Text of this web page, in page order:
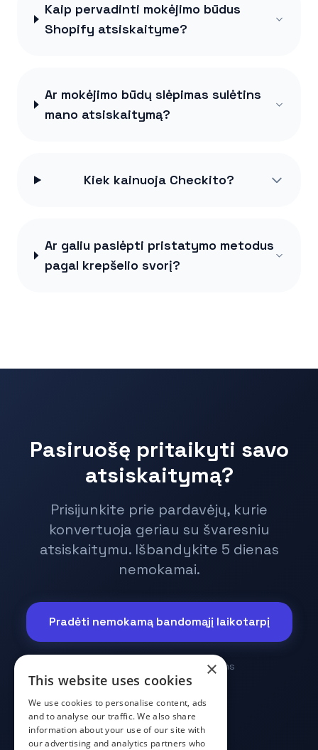
Kaip pervadinti mokėjimo būdus
Shopify atsiskaityme?
Ar mokėjimo būdų slėpimas sulėtins
mano atsiskaitymą?
Kiek kainuoja Checkito?
Ar galiu paslėpti pristatymo metodus
pagal krepšelio svorį?
Pasiruošę pritaikyti savo
atsiskaitymą?
Prisijunkite prie pardavėjų, kurie
konvertuoja geriau su švaresniu
atsiskaitymu. Išbandykite 5 dienas
nemokamai.
Pradėti nemokamą bandomąjį laikotarpį
Turite klausimų? Rašykite mums
support@checkitoapp.com
×
This website uses cookies
We use cookies to personalise content, ads
and to analyse our traffic. We also share
information about your use of our site with
our advertising and analytics partners who